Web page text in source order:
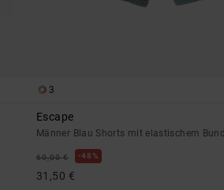
3
Escape
Männer Blau Shorts mit elastischem Bund
60,00 € 48%
31,50 €